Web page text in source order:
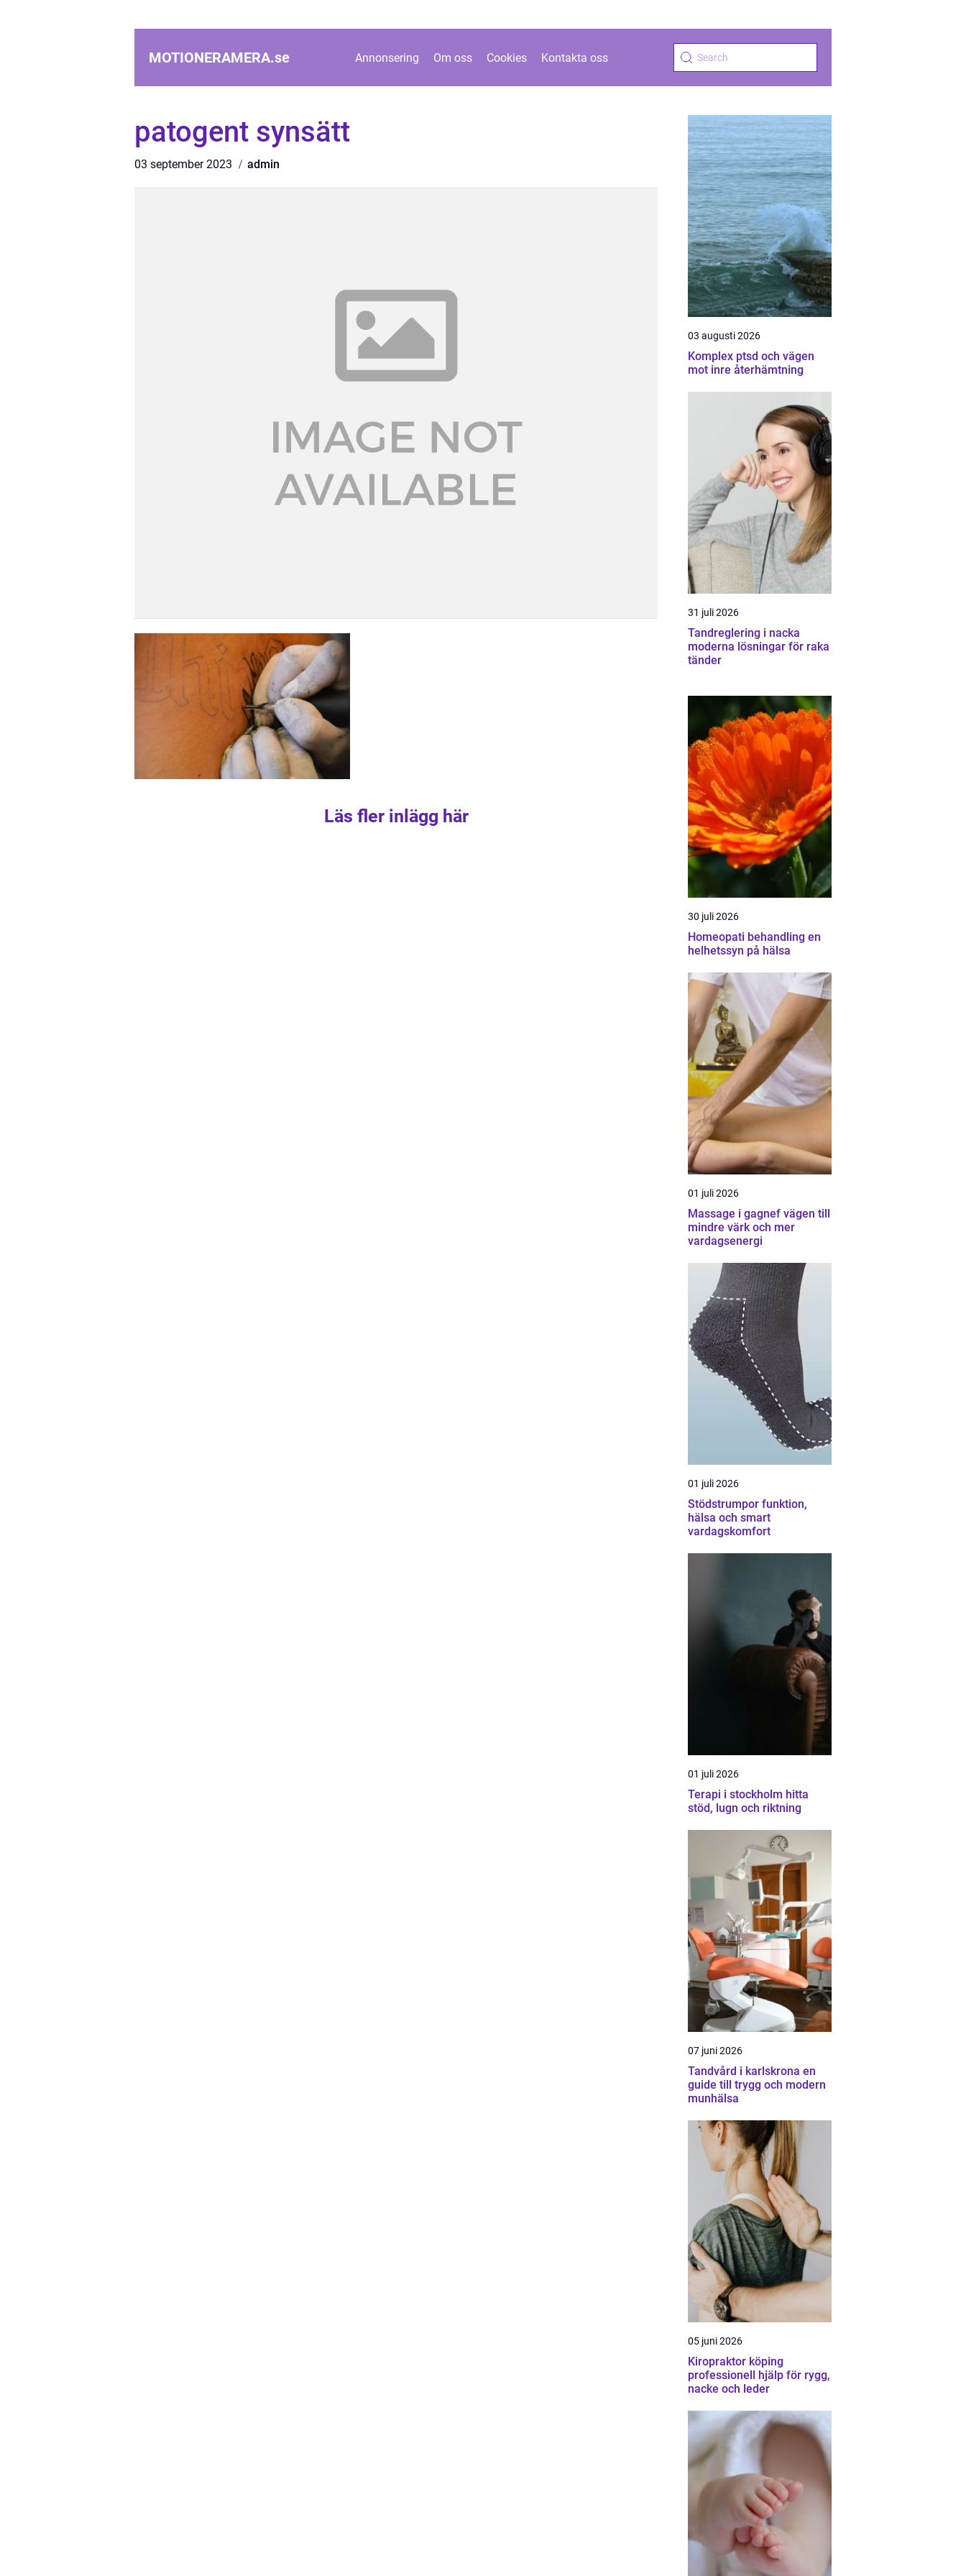
MOTIONERAMERA.se Annonsering Om oss Cookies Kontakta oss
patogent synsätt
03 september 2023 admin
Läs fler inlägg här
03 augusti 2026
Komplex ptsd och vägen
mot inre återhämtning
31 juli 2026
Tandreglering i nacka
moderna lösningar för raka
tänder
30 juli 2026
Homeopati behandling en
helhetssyn på hälsa
01 juli 2026
Massage i gagnef vägen till
mindre värk och mer
vardagsenergi
01 juli 2026
Stödstrumpor funktion,
hälsa och smart
vardagskomfort
01 juli 2026
Terapi i stockholm hitta
stöd, lugn och riktning
07 juni 2026
Tandvård i karlskrona en
guide till trygg och modern
munhälsa
05 juni 2026
Kiropraktor köping
professionell hjälp för rygg,
nacke och leder